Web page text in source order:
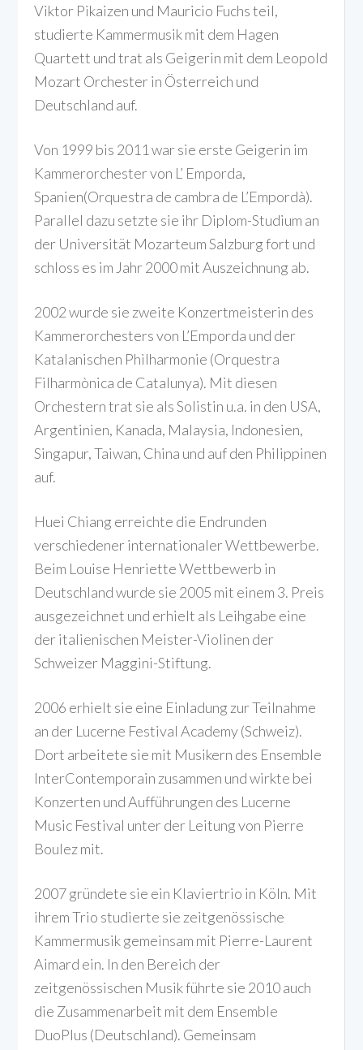
Viktor Pikaizen und Mauricio Fuchs teil,
studierte Kammermusik mit dem Hagen
Quartett und trat als Geigerin mit dem Leopold
Mozart Orchester in Österreich und
Deutschland auf.
Von 1999 bis 2011 war sie erste Geigerin im
Kammerorchester von L’ Emporda,
Spanien(Orquestra de cambra de L’Empordà).
Parallel dazu setzte sie ihr Diplom-Studium an
der Universität Mozarteum Salzburg fort und
schloss es im Jahr 2000 mit Auszeichnung ab.
2002 wurde sie zweite Konzertmeisterin des
Kammerorchesters von L’Emporda und der
Katalanischen Philharmonie (Orquestra
Filharmònica de Catalunya). Mit diesen
Orchestern trat sie als Solistin u.a. in den USA,
Argentinien, Kanada, Malaysia, Indonesien,
Singapur, Taiwan, China und auf den Philippinen
auf.
Huei Chiang erreichte die Endrunden
verschiedener internationaler Wettbewerbe.
Beim Louise Henriette Wettbewerb in
Deutschland wurde sie 2005 mit einem 3. Preis
ausgezeichnet und erhielt als Leihgabe eine
der italienischen Meister-Violinen der
Schweizer Maggini-Stiftung.
2006 erhielt sie eine Einladung zur Teilnahme
an der Lucerne Festival Academy (Schweiz).
Dort arbeitete sie mit Musikern des Ensemble
InterContemporain zusammen und wirkte bei
Konzerten und Aufführungen des Lucerne
Music Festival unter der Leitung von Pierre
Boulez mit.
2007 gründete sie ein Klaviertrio in Köln. Mit
ihrem Trio studierte sie zeitgenössische
Kammermusik gemeinsam mit Pierre-Laurent
Aimard ein. In den Bereich der
zeitgenössischen Musik führte sie 2010 auch
die Zusammenarbeit mit dem Ensemble
DuoPlus (Deutschland). Gemeinsam